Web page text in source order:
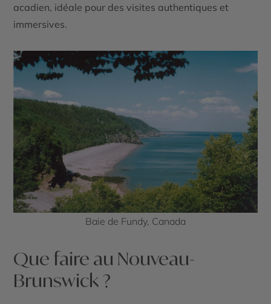
acadien, idéale pour des visites authentiques et
immersives.
Baie de Fundy, Canada
Que faire au Nouveau-
Brunswick ?